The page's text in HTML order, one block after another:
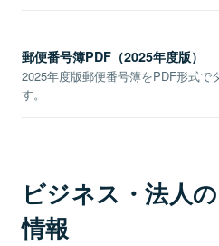
郵便番号簿PDF（2025年度版）
2025年度版郵便番号簿をPDF形式で
す。
ビジネス・法人
情報